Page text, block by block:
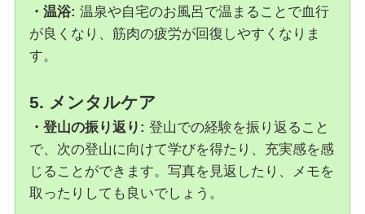
・温浴: 温泉や自宅のお風呂で温まることで血行
が良くなり、筋肉の疲労が回復しやすくなりま
す。
5. メンタルケア
・登山の振り返り: 登山での経験を振り返ること
で、次の登山に向けて学びを得たり、充実感を感
じることができます。写真を見返したり、メモを
取ったりしても良いでしょう。